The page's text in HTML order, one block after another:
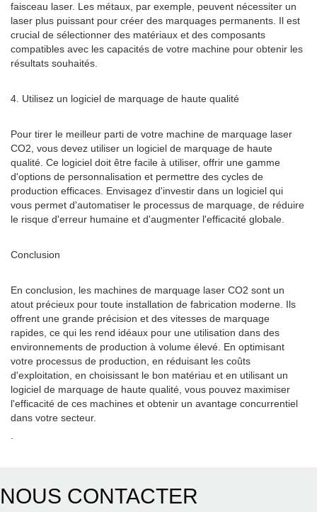
faisceau laser. Les métaux, par exemple, peuvent nécessiter un
laser plus puissant pour créer des marquages ​​permanents. Il est
crucial de sélectionner des matériaux et des composants
compatibles avec les capacités de votre machine pour obtenir les
résultats souhaités.
4. Utilisez un logiciel de marquage de haute qualité
Pour tirer le meilleur parti de votre machine de marquage laser
CO2, vous devez utiliser un logiciel de marquage de haute
qualité. Ce logiciel doit être facile à utiliser, offrir une gamme
d'options de personnalisation et permettre des cycles de
production efficaces. Envisagez d'investir dans un logiciel qui
vous permet d'automatiser le processus de marquage, de réduire
le risque d'erreur humaine et d'augmenter l'efficacité globale.
Conclusion
En conclusion, les machines de marquage laser CO2 sont un
atout précieux pour toute installation de fabrication moderne. Ils
offrent une grande précision et des vitesses de marquage
rapides, ce qui les rend idéaux pour une utilisation dans des
environnements de production à volume élevé. En optimisant
votre processus de production, en réduisant les coûts
d'exploitation, en choisissant le bon matériau et en utilisant un
logiciel de marquage de haute qualité, vous pouvez maximiser
l'efficacité de ces machines et obtenir un avantage concurrentiel
dans votre secteur.
NOUS CONTACTER